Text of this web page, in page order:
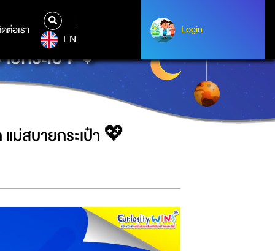
ติดต่อเรา
ต่อเรา
EN
Login
Login
ยกระเป๋า 💖
ม่สบายกระเป๋า 💖